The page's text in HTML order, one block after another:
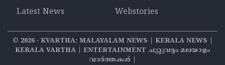
Latest News
Webstories
© 2026‧ KVARTHA: MALAYALAM NEWS | KERALA NEWS |
KERALA VARTHA | ENTERTAINMENT ചുറ്റുവട്ടം മലയാളം
വാര്‍ത്തകൾ |